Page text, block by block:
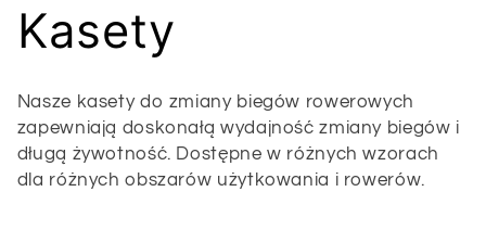
K
o
l
e
Kasety
Nasze kasety do zmiany biegów rowerowych
zapewniają doskonałą wydajność zmiany biegów i
długą żywotność. Dostępne w różnych wzorach
dla różnych obszarów użytkowania i rowerów.